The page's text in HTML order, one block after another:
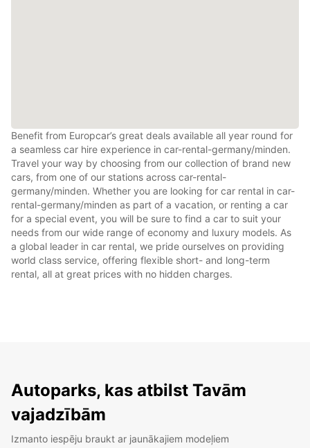
Benefit from Europcar’s great deals available all year round for
a seamless car hire experience in car-rental-germany/minden.
Travel your way by choosing from our collection of brand new
cars, from one of our stations across car-rental-
germany/minden. Whether you are looking for car rental in car-
rental-germany/minden as part of a vacation, or renting a car
for a special event, you will be sure to find a car to suit your
needs from our wide range of economy and luxury models. As
a global leader in car rental, we pride ourselves on providing
world class service, offering flexible short- and long-term
rental, all at great prices with no hidden charges.
Autoparks, kas atbilst Tavām
vajadzībām
Izmanto iespēju braukt ar jaunākajiem modeļiem